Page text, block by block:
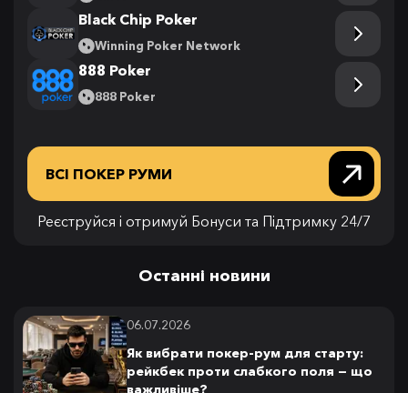
Black Chip Poker
Winning Poker Network
888 Poker
888 Poker
ВСІ ПОКЕР РУМИ
Реєструйся і отримуй Бонуси та Підтримку 24/7
Останні новини
06.07.2026
Як вибрати покер-рум для старту:
рейкбек проти слабкого поля — що
важливіше?